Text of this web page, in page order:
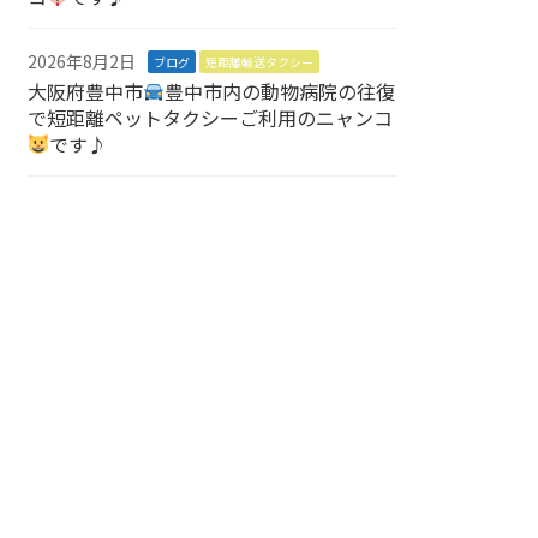
2026年8月2日 ブログ 短距離輸送タクシー
大阪府豊中市
豊中市内の動物病院の往復
で短距離ペットタクシーご利用のニャンコ
です♪